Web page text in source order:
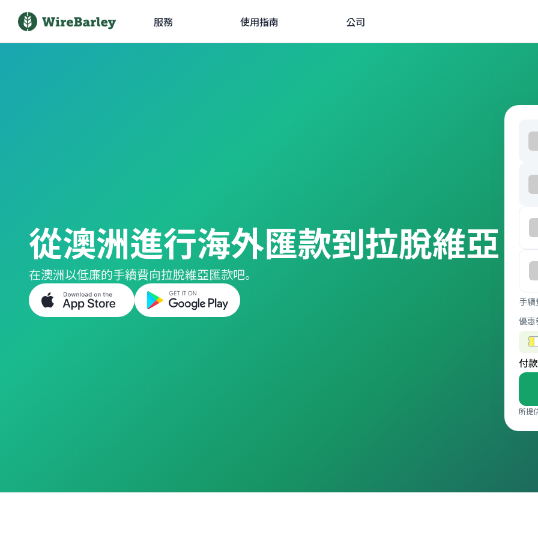
服務 使用指南 公司
從澳洲進行海外匯款到拉脫維亞
在澳洲以低廉的手續費向拉脫維亞匯款吧。
手續
優惠
付
所提